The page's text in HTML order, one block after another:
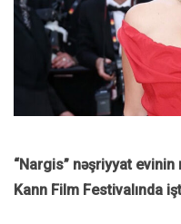
“Nargis” nəşriyyat
Kann Film Festivalında